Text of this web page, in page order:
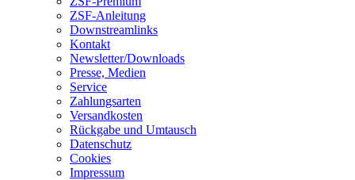
ZSF-Anleitung
Downstreamlinks
Kontakt
Newsletter/Downloads
Presse, Medien
Service
Zahlungsarten
Versandkosten
Rückgabe und Umtausch
Datenschutz
Cookies
Impressum